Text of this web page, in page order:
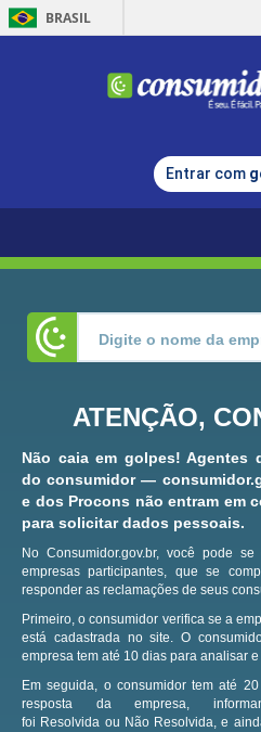
BRASIL
Entrar com
ATENÇÃO,
Não caia em golpes! Agentes
do consumidor —
e dos Procons não entram em
para solicitar dados pessoais.
No Consumidor.gov.br, você pode
empresas participantes, que se
responder as reclamações de seus
Primeiro, o consumidor verifica se a
está cadastrada no site.O
empresa tem até 10 dias para analisar
Em seguida, o consumidor tem até
resposta da empresa,
foi Resolvida ou Não Resolvida, e